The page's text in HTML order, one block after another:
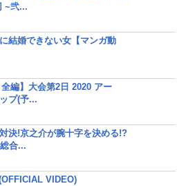
~弐...
結婚できない女【マンガ動
全編】大会第2日 2020 アー
プ(予...
決!京之介が腕十字を決める!?
合...
VIDEO)